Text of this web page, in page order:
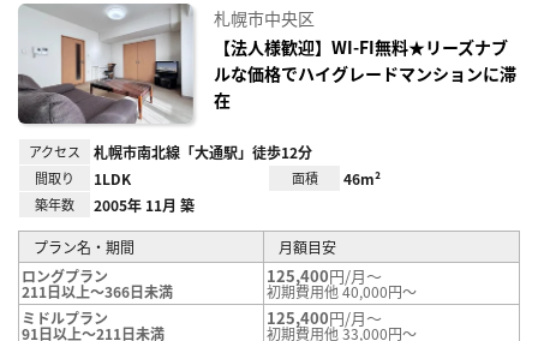
録
札幌市中央区
【法人様歓迎】WI-FI無料★リーズナブ
ルな価格でハイグレードマンションに滞
在
アクセス 札幌市南北線「大通駅」徒歩12分
間取り 1LDK 面積 46m²
築年数 2005年 11月 築
プラン名・期間
月額目安
ロングプラン
211日以上～366日未満
125,400円/月～
初期費用他 40,000円～
ミドルプラン
91日以上～211日未満
125,400円/月～
初期費用他 33,000円～